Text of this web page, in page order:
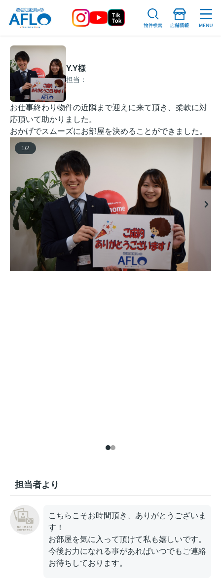
Y.Y様
担当：
お仕事終わり物件の近隣まで迎えに来て頂き、柔軟に対
応頂いて助かりました。
おかげでスムーズにお部屋を決めることができました。
1 /2
担当者より
こちらこそお時間頂き、ありがとうございま
す！
お部屋を気に入って頂けて私も嬉しいです。
今後お力になれる事があればいつでもご連絡
お待ちしております。